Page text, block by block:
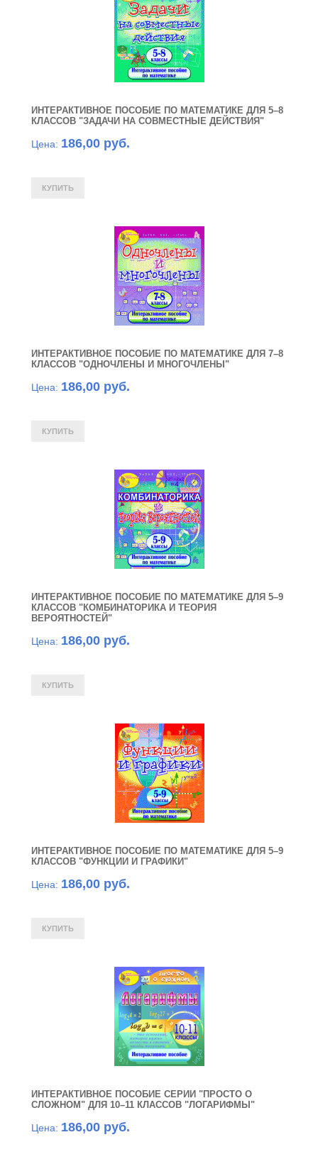
ИНТЕРАКТИВНОЕ ПОСОБИЕ ПО МАТЕМАТИКЕ ДЛЯ 5–8
КЛАССОВ "ЗАДАЧИ НА СОВМЕСТНЫЕ ДЕЙ­СТВИЯ"
Цена: 186,00 руб.
ИНТЕРАКТИВНОЕ ПОСОБИЕ ПО МАТЕМАТИКЕ ДЛЯ 7–8
КЛАССОВ "ОДНОЧЛЕНЫ И МНОГОЧЛЕНЫ"
Цена: 186,00 руб.
ИНТЕРАКТИВНОЕ ПОСОБИЕ ПО МАТЕМАТИКЕ ДЛЯ 5–9
КЛАССОВ "КОМБИНАТОРИКА И ТЕОРИЯ
ВЕРОЯТНОСТЕЙ"
Цена: 186,00 руб.
ИНТЕРАКТИВНОЕ ПОСОБИЕ ПО МАТЕМАТИКЕ ДЛЯ 5–9
КЛАССОВ "ФУНКЦИИ И ГРАФИКИ"
Цена: 186,00 руб.
ИНТЕРАКТИВНОЕ ПОСОБИЕ СЕРИИ "ПРОСТО О
СЛОЖНОМ" ДЛЯ 10–11 КЛАССОВ "ЛОГАРИФМЫ"
Цена: 186,00 руб.